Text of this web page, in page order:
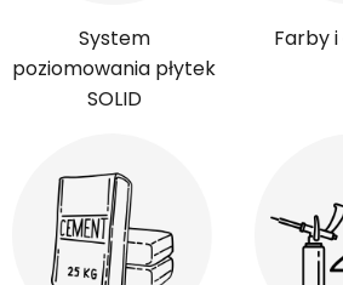
System
poziomowania płytek
SOLID
Farby